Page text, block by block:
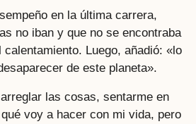
en la última carrera,
no iban y que no se encontraba
calentamiento. Luego, añadió: «lo
de este planeta».
las cosas, sentarme en
voy a hacer con mi vida, pero